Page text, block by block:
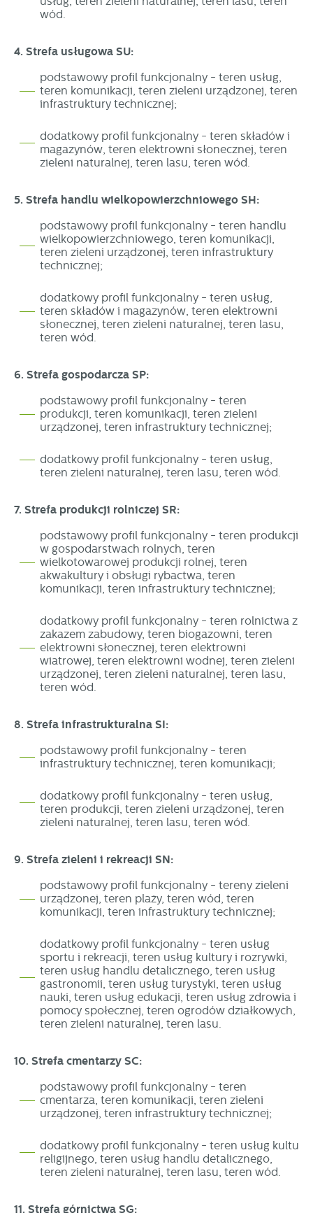
wód.
4. Strefa usługowa SU:
podstawowy profil funkcjonalny - teren usług,
teren komunikacji, teren zieleni urządzonej, teren
infrastruktury technicznej;
dodatkowy profil funkcjonalny - teren składów i
magazynów, teren elektrowni słonecznej, teren
zieleni naturalnej, teren lasu, teren wód.
5. Strefa handlu wielkopowierzchniowego SH:
podstawowy profil funkcjonalny - teren handlu
wielkopowierzchniowego, teren komunikacji,
teren zieleni urządzonej, teren infrastruktury
technicznej;
dodatkowy profil funkcjonalny - teren usług,
teren składów i magazynów, teren elektrowni
słonecznej, teren zieleni naturalnej, teren lasu,
teren wód.
6. Strefa gospodarcza SP:
podstawowy profil funkcjonalny - teren
produkcji, teren komunikacji, teren zieleni
urządzonej, teren infrastruktury technicznej;
dodatkowy profil funkcjonalny - teren usług,
teren zieleni naturalnej, teren lasu, teren wód.
7. Strefa produkcji rolniczej SR:
podstawowy profil funkcjonalny - teren produkcji
w gospodarstwach rolnych, teren
wielkotowarowej produkcji rolnej, teren
akwakultury i obsługi rybactwa, teren
komunikacji, teren infrastruktury technicznej;
dodatkowy profil funkcjonalny - teren rolnictwa z
zakazem zabudowy, teren biogazowni, teren
elektrowni słonecznej, teren elektrowni
wiatrowej, teren elektrowni wodnej, teren zieleni
urządzonej, teren zieleni naturalnej, teren lasu,
teren wód.
8. Strefa infrastrukturalna SI:
podstawowy profil funkcjonalny - teren
infrastruktury technicznej, teren komunikacji;
dodatkowy profil funkcjonalny - teren usług,
teren produkcji, teren zieleni urządzonej, teren
zieleni naturalnej, teren lasu, teren wód.
9. Strefa zieleni i rekreacji SN:
podstawowy profil funkcjonalny - tereny zieleni
urządzonej, teren plaży, teren wód, teren
komunikacji, teren infrastruktury technicznej;
dodatkowy profil funkcjonalny - teren usług
sportu i rekreacji, teren usług kultury i rozrywki,
teren usług handlu detalicznego, teren usług
gastronomii, teren usług turystyki, teren usług
nauki, teren usług edukacji, teren usług zdrowia i
pomocy społecznej, teren ogrodów działkowych,
teren zieleni naturalnej, teren lasu.
10. Strefa cmentarzy SC:
podstawowy profil funkcjonalny - teren
cmentarza, teren komunikacji, teren zieleni
urządzonej, teren infrastruktury technicznej;
dodatkowy profil funkcjonalny - teren usług kultu
religijnego, teren usług handlu detalicznego,
teren zieleni naturalnej, teren lasu, teren wód.
11. Strefa górnictwa SG: